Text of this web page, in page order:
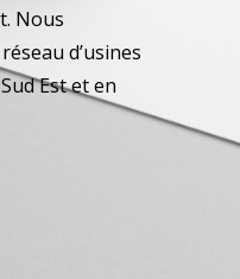
Nous
d’usines
Est et en